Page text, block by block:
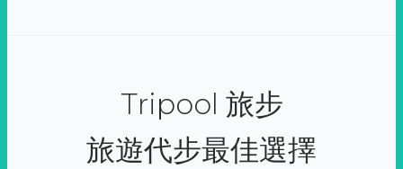
Tripool 旅步
旅遊代步最佳選擇